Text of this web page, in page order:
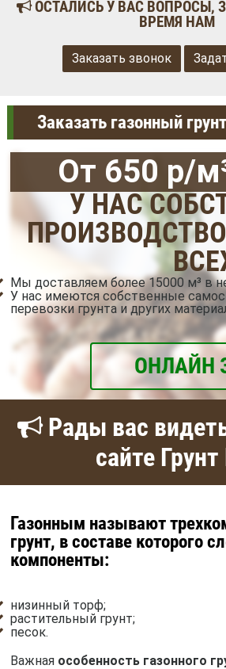
ОСТАЛИСЬ У ВАС ВОПРОСЫ,
ВРЕМЯ НАМ
Заказать звонок
Заказать газонный
От 650 р/
У НАС
Мы доставляем более 15000 м³ в
У нас имеются собственные
перевозки грунта и других
ОНЛАЙН
Рады вас
сайте
Газонным называют
грунт, в составе которого
компоненты:
низинный торф;
растительный грунт;
песок.
Важная особенность газонного